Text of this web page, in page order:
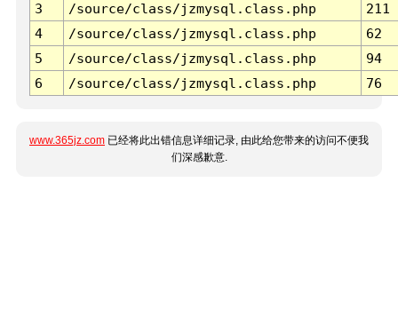
3 /source/class/jzmysql.class.php
211
4
/source/class/jzmysql.class.php
62
5
/source/class/jzmysql.class.php
94
6
/source/class/jzmysql.class.php 76
www.365jz.com 已经将此出错信息详细记录, 由此给您带来的访问不便我
们深感歉意.